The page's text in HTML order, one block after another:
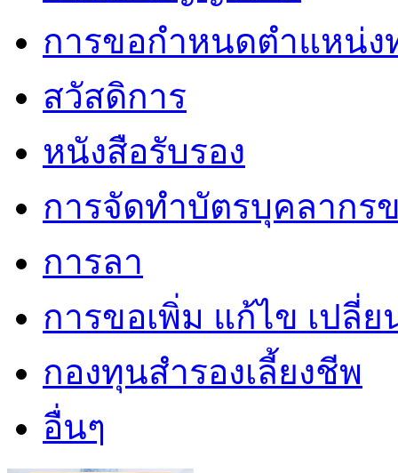
การขอกำหนดตำแหน่ง
สวัสดิการ
หนังสือรับรอง
การจัดทำบัตรบุคลากร
การลา
การขอเพิ่ม แก้ไข เปลี่
กองทุนสำรองเลี้ยงชีพ
อื่นๆ